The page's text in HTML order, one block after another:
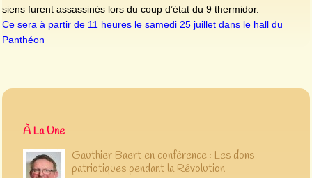
siens furent assassinés lors du coup d’état du 9 thermidor.
Ce sera à partir de 11 heures le samedi 25 juillet dans le hall du
Panthéon
À La Une
Gauthier Baert en conférence : Les dons
patriotiques pendant la Révolution